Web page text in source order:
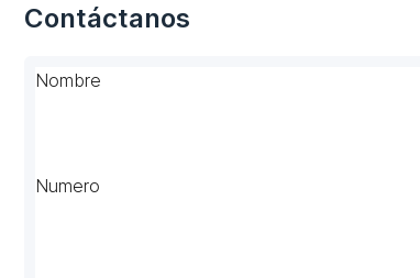
Contáctanos
Nombre
Numero